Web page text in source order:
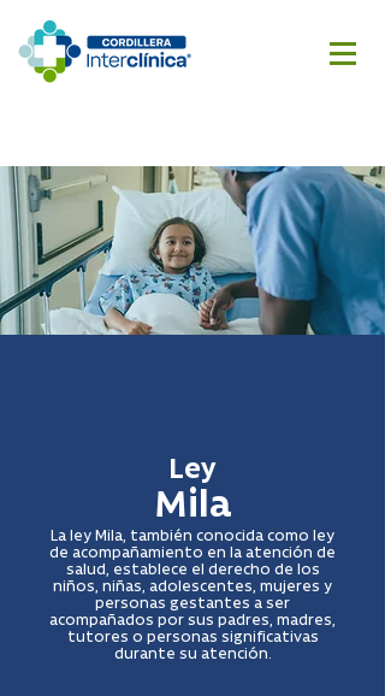
Ley
Mila
La ley Mila, también conocida como ley
de acompañamiento en la atención de
salud, establece el derecho de los
niños, niñas, adolescentes, mujeres y
personas gestantes a ser
acompañados por sus padres, madres,
tutores o personas significativas
durante su atención.